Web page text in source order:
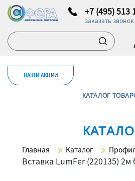
+7 (495) 513
заказать звонок
НАШИ АКЦИИ
КАТАЛОГ
Главная Каталог
Вставка LumFer (220135) 2м